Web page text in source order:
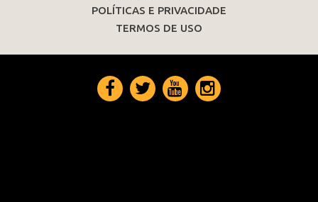
POLÍTICAS E PRIVACIDADE
TERMOS DE USO